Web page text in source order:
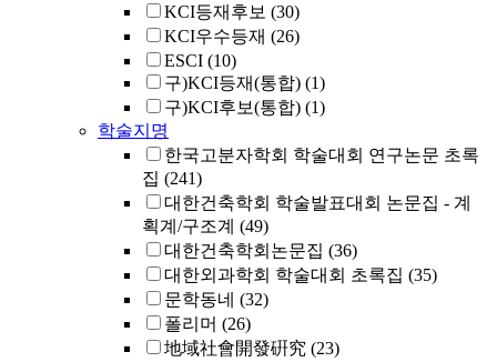
KCI등재후보 (30)
KCI우수등재 (26)
ESCI (10)
구)KCI등재(통합) (1)
구)KCI후보(통합) (1)
학술지명
한국고분자학회 학술대회 연구논문 초록
집 (241)
대한건축학회 학술발표대회 논문집 - 계
획계/구조계 (49)
대한건축학회논문집 (36)
대한외과학회 학술대회 초록집 (35)
문학동네 (32)
폴리머 (26)
地域社會開發硏究 (23)